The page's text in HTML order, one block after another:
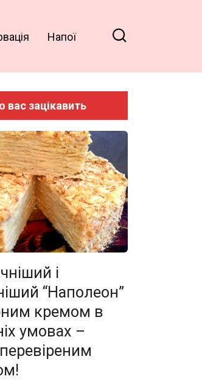
Напої
зацікавить
і
“Наполеон”
кремом в
умовах –